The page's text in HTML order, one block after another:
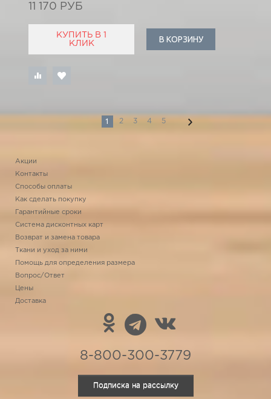
11 170 РУБ
КУПИТЬ В 1
КЛИК
В КОРЗИНУ
1 2 3 4 5
Акции
Контакты
Способы оплаты
Как сделать покупку
Гарантийные сроки
Система дисконтных карт
Возврат и замена товара
Ткани и уход за ними
Помощь для определения размера
Вопрос/Ответ
Цены
Доставка
8-800-300-3779
Подписка на рассылку